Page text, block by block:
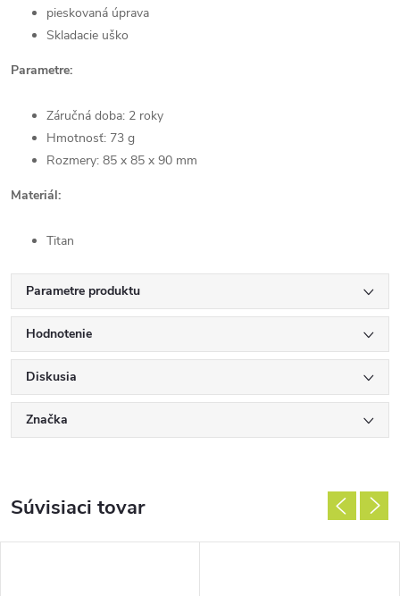
pieskovaná úprava
Skladacie uško
Parametre:
Záručná doba: 2 roky
Hmotnosť: 73 g
Rozmery: 85 x 85 x 90 mm
Materiál:
Titan
Parametre produktu
Hodnotenie
Diskusia
Značka
Súvisiaci tovar